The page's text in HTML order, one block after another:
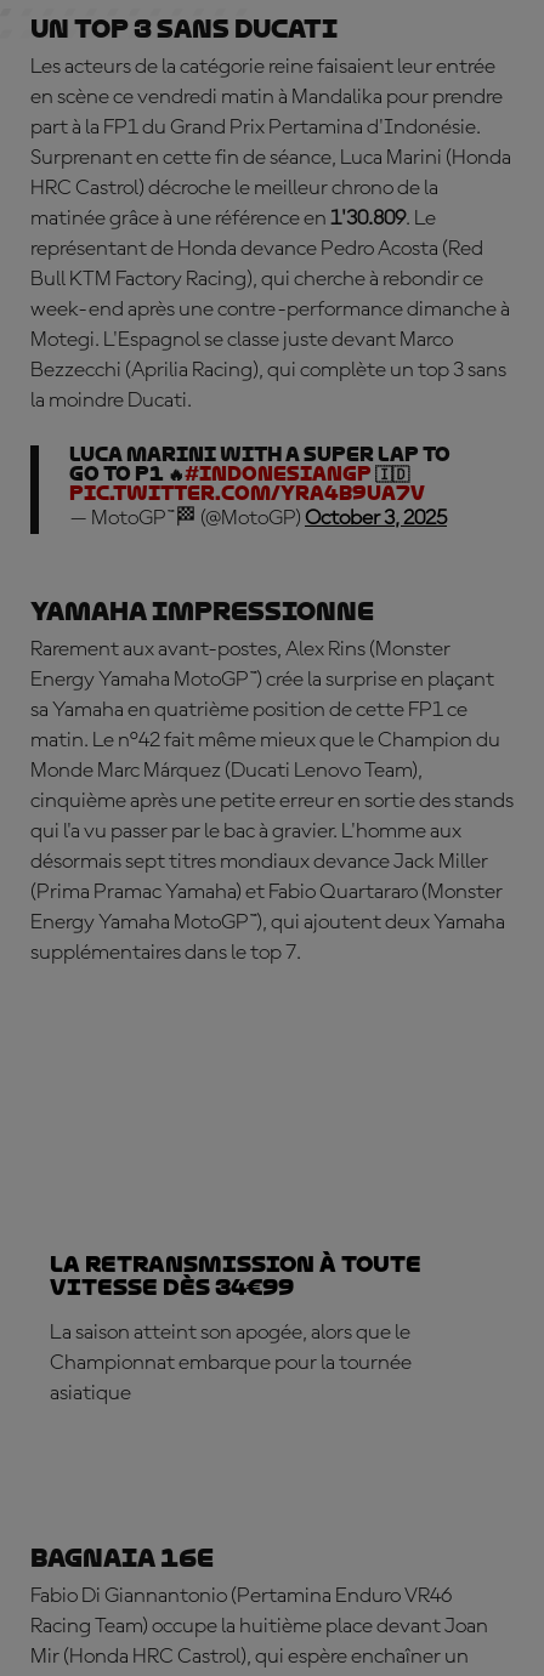
Un top 3 sans Ducati
Les acteurs de la catégorie reine faisaient leur entrée
en scène ce vendredi matin à Mandalika pour prendre
part à la FP1 du Grand Prix Pertamina d'Indonésie.
Surprenant en cette fin de séance, Luca Marini (Honda
HRC Castrol) décroche le meilleur chrono de la
matinée grâce à une référence en 1'30.809. Le
représentant de Honda devance Pedro Acosta (Red
Bull KTM Factory Racing), qui cherche à rebondir ce
week-end après une contre-performance dimanche à
Motegi. L'Espagnol se classe juste devant Marco
Bezzecchi (Aprilia Racing), qui complète un top 3 sans
la moindre Ducati.
Luca Marini with a super lap to
go to P1 🔥#IndonesianGP 🇮🇩
pic.twitter.com/yRA4B9uA7V
— MotoGP™🏁 (@MotoGP) October 3, 2025
Yamaha impressionne
Rarement aux avant-postes, Alex Rins (Monster
Energy Yamaha MotoGP™) crée la surprise en plaçant
sa Yamaha en quatrième position de cette FP1 ce
matin. Le n°42 fait même mieux que le Champion du
Monde Marc Márquez (Ducati Lenovo Team),
cinquième après une petite erreur en sortie des stands
qui l'a vu passer par le bac à gravier. L'homme aux
désormais sept titres mondiaux devanceJack Miller
(Prima Pramac Yamaha) et Fabio Quartararo (Monster
Energy Yamaha MotoGP™), qui ajoutent deux Yamaha
supplémentaires dans le top 7.
La retransmission à toute
vitesse dès 34€99
La saison atteint son apogée, alors que le
Championnat embarque pour la tournée
asiatique
Bagnaia 16e
Fabio Di Giannantonio (Pertamina Enduro VR46
Racing Team) occupe la huitième place devantJoan
Mir (Honda HRC Castrol), qui espère enchaîner un